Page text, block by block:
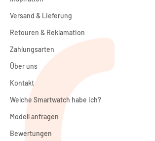
Versand & Lieferung
Retouren & Reklamation
Zahlungsarten
Über uns
Kontakt
Welche Smartwatch habe ich?
Modell anfragen
Bewertungen